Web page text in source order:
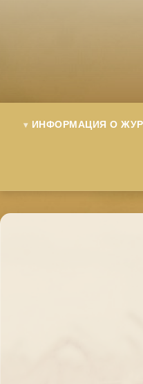
ИНФОРМАЦИЯ О